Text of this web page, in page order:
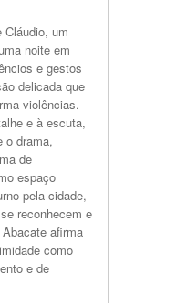
Cláudio, um
noite em
e gestos
delicada que
violências.
e à escuta,
o drama,
de
espaço
pela cidade,
reconhecem e
afirma
como
e de